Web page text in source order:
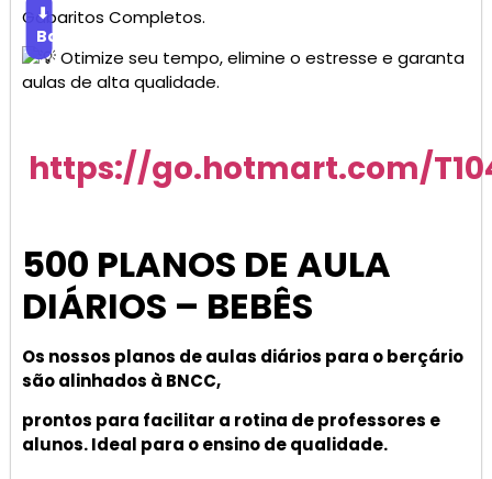
Gabaritos Completos.
⬇
Baixar
Otimize seu tempo, elimine o estresse e garanta
aulas de alta qualidade.
https://go.hotmart.com/
500 PLANOS DE AULA
DIÁRIOS – BEBÊS
Os nossos planos de aulas diários para o berçário
são alinhados à BNCC,
prontos para facilitar a rotina de professores e
alunos. Ideal para o ensino de qualidade.